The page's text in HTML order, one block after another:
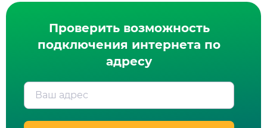
Проверить возможность
подключения интернета по
адресу
Ваш адрес